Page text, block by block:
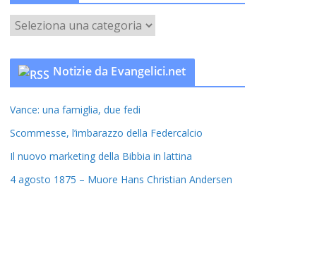
a
t
o
r
e
Notizie da Evangelici.net
Vance: una famiglia, due fedi
Scommesse, l’imbarazzo della Federcalcio
Il nuovo marketing della Bibbia in lattina
4 agosto 1875 – Muore Hans Christian Andersen